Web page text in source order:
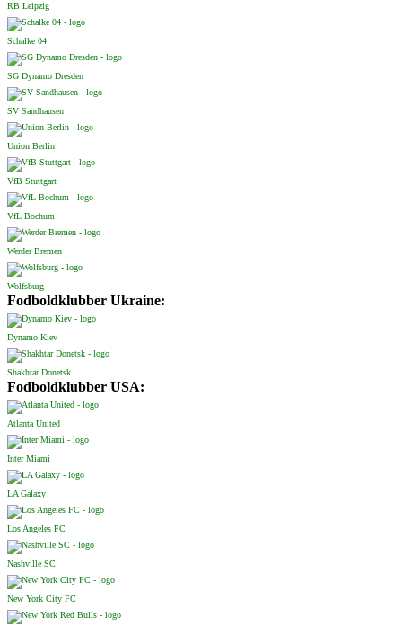
RB Leipzig
Schalke 04
SG Dynamo Dresden
SV Sandhausen
Union Berlin
VfB Stuttgart
VfL Bochum
Werder Bremen
Wolfsburg
Fodboldklubber Ukraine:
Dynamo Kiev
Shakhtar Donetsk
Fodboldklubber USA:
Atlanta United
Inter Miami
LA Galaxy
Los Angeles FC
Nashville SC
New York City FC